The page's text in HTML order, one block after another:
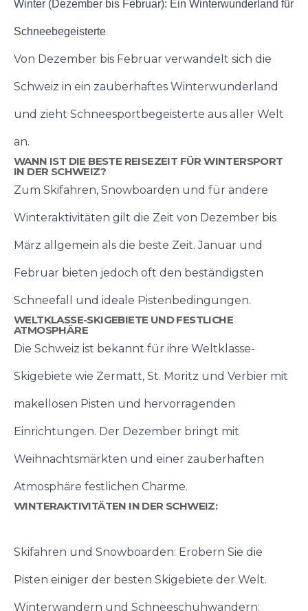
Winter (Dezember bis Februar): Ein Winterwunderland für
Schneebegeisterte
Von Dezember bis Februar verwandelt sich die
Schweiz in ein zauberhaftes Winterwunderland
und zieht Schneesportbegeisterte aus aller Welt
an.
WANN IST DIE BESTE REISEZEIT FÜR WINTERSPORT
IN DER SCHWEIZ?
Zum Skifahren, Snowboarden und für andere
Winteraktivitäten gilt die Zeit von Dezember bis
März allgemein als die beste Zeit. Januar und
Februar bieten jedoch oft den beständigsten
Schneefall und ideale Pistenbedingungen.
WELTKLASSE-SKIGEBIETE UND FESTLICHE
ATMOSPHÄRE
Die Schweiz ist bekannt für ihre Weltklasse-
Skigebiete wie Zermatt, St. Moritz und Verbier mit
makellosen Pisten und hervorragenden
Einrichtungen. Der Dezember bringt mit
Weihnachtsmärkten und einer zauberhaften
Atmosphäre festlichen Charme.
WINTERAKTIVITÄTEN IN DER SCHWEIZ:
Skifahren und Snowboarden: Erobern Sie die
Pisten einiger der besten Skigebiete der Welt.
Winterwandern und Schneeschuhwandern: